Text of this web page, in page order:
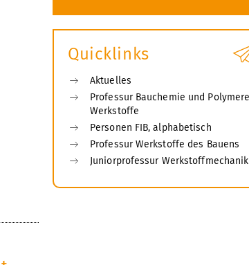
Quicklinks
Aktuelles
Professur Bauchemie und Polymere
Werkstoffe
Personen FIB, alphabetisch
Professur Werkstoffe des Bauens
Juniorprofessur Werkstoffmechanik